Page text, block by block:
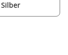
Silber